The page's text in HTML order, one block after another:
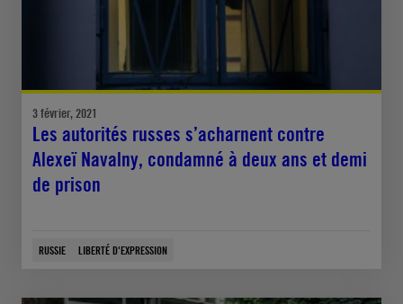
3 février, 2021
Les autorités russes s’acharnent contre
Alexeï Navalny, condamné à deux ans et demi
de prison
RUSSIE LIBERTÉ D'EXPRESSION